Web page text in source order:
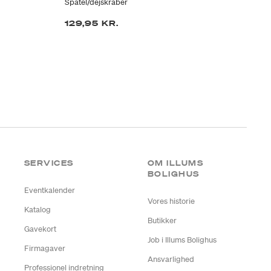
Spatel/dejskraber
129,95 KR.
SERVICES
Eventkalender
Katalog
Gavekort
Firmagaver
Professionel indretning
OM ILLUMS
BOLIGHUS
Vores historie
Butikker
Job i Illums Bolighus
Ansvarlighed